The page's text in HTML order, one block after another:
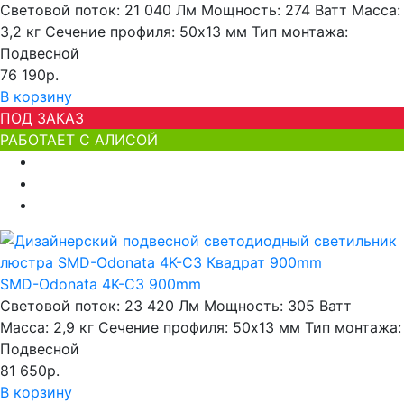
Световой поток: 21 040 Лм Мощность: 274 Ватт Масса:
3,2 кг Сечение профиля: 50х13 мм Тип монтажа:
Подвесной
76 190р.
В корзину
ПОД ЗАКАЗ
РАБОТАЕТ С АЛИСОЙ
SMD-Odonata 4K-C3 900mm
Световой поток: 23 420 Лм Мощность: 305 Ватт
Масса: 2,9 кг Сечение профиля: 50х13 мм Тип монтажа:
Подвесной
81 650р.
В корзину